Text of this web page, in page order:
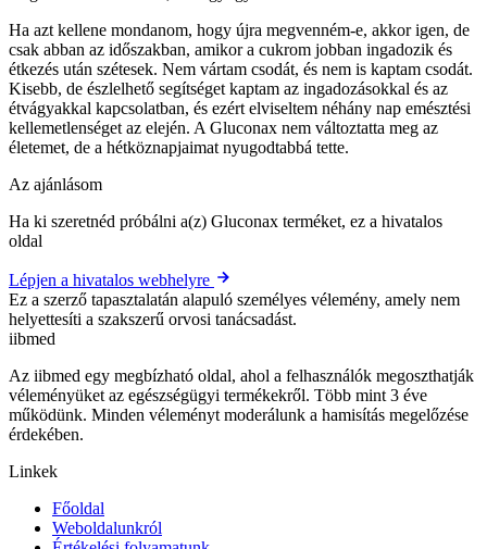
Ha azt kellene mondanom, hogy újra megvenném-e, akkor igen, de
csak abban az időszakban, amikor a cukrom jobban ingadozik és
étkezés után szétesek. Nem vártam csodát, és nem is kaptam csodát.
Kisebb, de észlelhető segítséget kaptam az ingadozásokkal és az
étvágyakkal kapcsolatban, és ezért elviseltem néhány nap emésztési
kellemetlenséget az elején. A Gluconax nem változtatta meg az
életemet, de a hétköznapjaimat nyugodtabbá tette.
Az ajánlásom
Ha ki szeretnéd próbálni a(z) Gluconax terméket, ez a hivatalos
oldal
Lépjen a hivatalos webhelyre
Ez a szerző tapasztalatán alapuló személyes vélemény, amely nem
helyettesíti a szakszerű orvosi tanácsadást.
iibmed
Az iibmed egy megbízható oldal, ahol a felhasználók megoszthatják
véleményüket az egészségügyi termékekről. Több mint 3 éve
működünk. Minden véleményt moderálunk a hamisítás megelőzése
érdekében.
Linkek
Főoldal
Weboldalunkról